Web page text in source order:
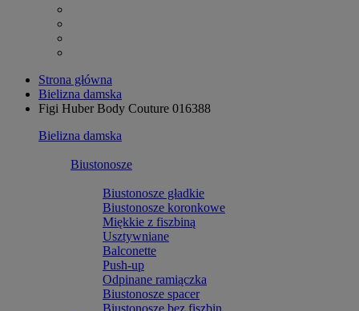
Strona główna
Bielizna damska
Figi Huber Body Couture 016388
Bielizna damska
Biustonosze
Biustonosze gładkie
Biustonosze koronkowe
Miękkie z fiszbiną
Usztywniane
Balconette
Push-up
Odpinane ramiączka
Biustonosze spacer
Biustonosze bez fiszbin